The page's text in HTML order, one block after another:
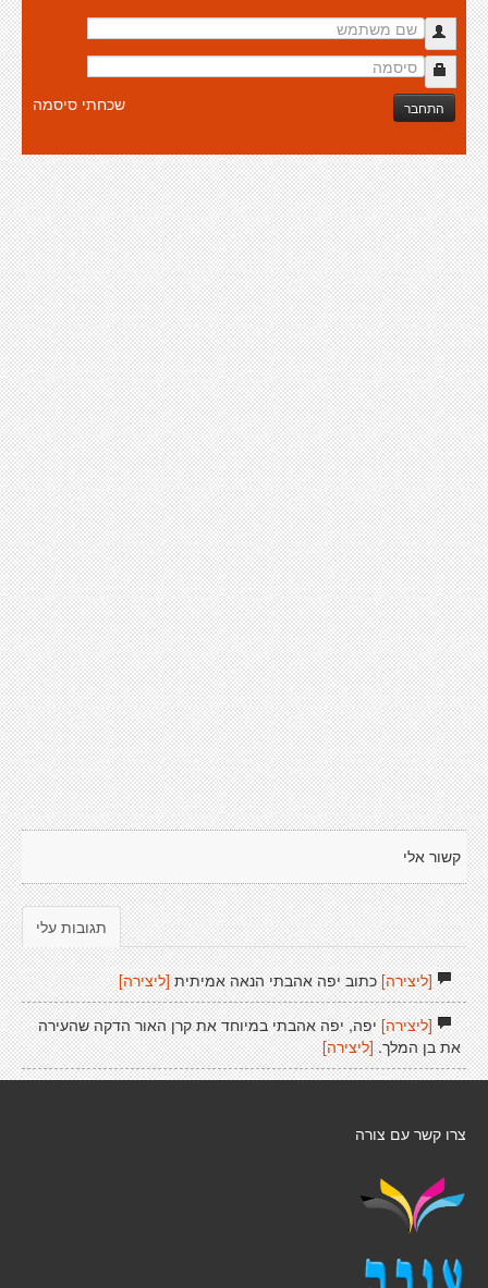
התחבר שכחתי סיסמה
קשור אלי
תגובות עלי
[ליצירה]כתוב יפה אהבתי הנאה אמיתית[ליצירה]
[ליצירה]יפה, יפה אהבתי במיוחד את קרן האור הדקה שהעירה
את בן המלך. [ליצירה]
צרו קשר עם צורה